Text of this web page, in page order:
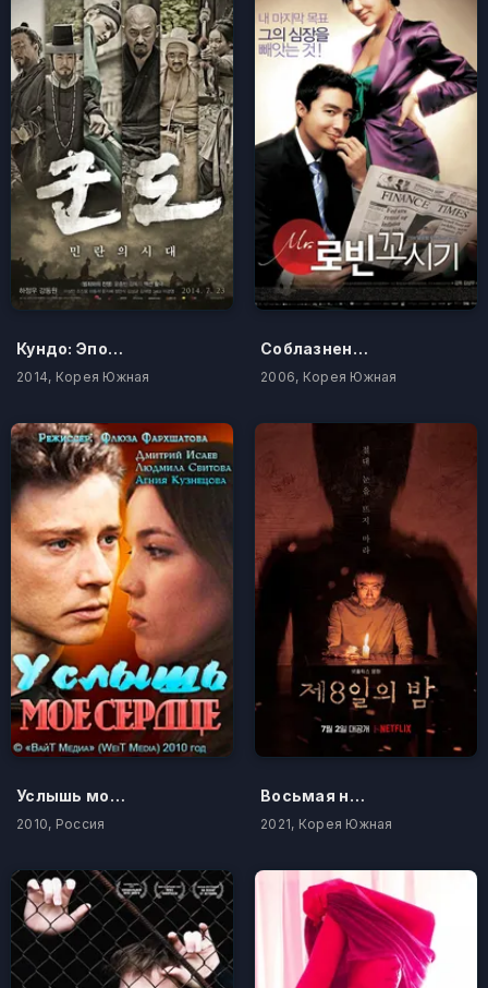
Кундо: Эпоха угрозы
2014, Корея Южная
Соблазнение мистера Совершенство
2006, Корея Южная
Услышь мое сердце
2010, Россия
Восьмая ночь
2021, Корея Южная